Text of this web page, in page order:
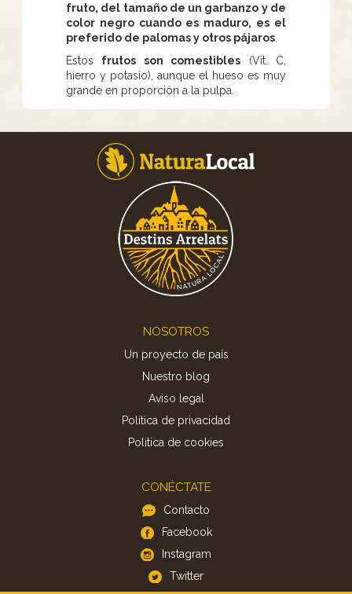
fruto, del tamaño de un garbanzo y de
color negro cuando es maduro, es el
preferido de palomas y otros pájaros
Estos frutos son comestibles (Vit. C,
hierro y potasio), aunque el hueso es muy
grande en proporción a la pulpa.
NOSOTROS
Un proyecto de país
Nuestro blog
Aviso legal
Política de privacidad
Politica de cookies
CONÉCTATE
Contacto
Facebook
Instagram
Twitter